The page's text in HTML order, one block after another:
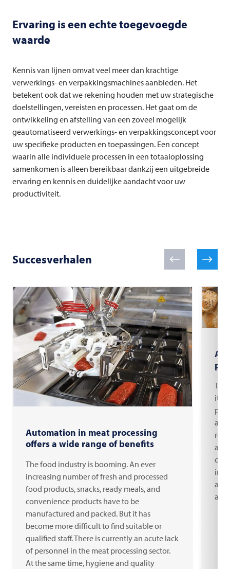
Ervaring is een echte toegevoegde
waarde
Kennis van lijnen omvat veel meer dan krachtige
verwerkings- en verpakkingsmachines aanbieden. Het
betekent ook dat we rekening houden met uw strategische
doelstellingen, vereisten en processen. Het gaat om de
ontwikkeling en afstelling van een zoveel mogelijk
geautomatiseerd verwerkings- en verpakkingsconcept voor
uw specifieke producten en toepassingen. Een concept
waarin alle individuele processen in een totaaloplossing
samenkomen is alleen bereikbaar dankzij een uitgebreide
ervaring en kennis en duidelijke aandacht voor uw
productiviteit.
Succesverhalen
Automation in meat processing
offers a wide range of benefits
The food industry is booming. An ever
increasing number of fresh and processed
food products, snacks, ready meals, and
convenience products have to be
manufactured and packed. But it has
become more difficult to find suitable or
qualified staff. There is currently an acute lack
of personnel in the meat processing sector.
At the same time, hygiene and quality
The
are